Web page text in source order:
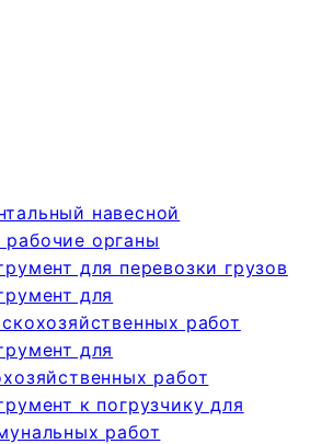
навесной
органы
для перевозки грузов
для
работ
для
работ
к погрузчику для
работ